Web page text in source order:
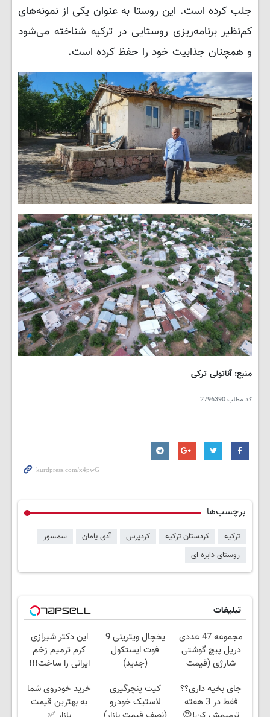
جلب کرده است. این روستا به عنوان یکی از نمونه‌های
کم‌نظیر برنامه‌ریزی روستایی در ترکیه شناخته می‌شود
و همچنان جذابیت خود را حفظ کرده است.
منبع: آناتولی ترکی
کد مطلب2796390
برچسب‌ها
ترکیه کردستان ترکیه کردپرس آدی یامان
سمسور
روستای دایره ای
تبلیغات
مجموعه 47 عددی
دریل پیچ گوشتی
شارژی (قیمت
یخچال ویترینی 9
فوت ایستکول
(جدید)
این دکتر شیرازی
کرم ترمیم زخم
ایرانی را ساخت!!!
جای بخیه داری؟؟
فقط در 3 هفته
کیت پنچرگیری
لاستیک خودرو
خرید خودروی شما
به بهترین قیمت